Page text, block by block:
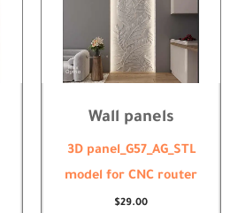
Wall panels
3D panel_G57_AG_STL
model for CNC router
$29.00